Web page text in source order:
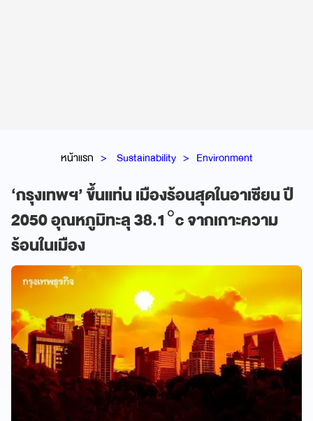
หน้าแรก Sustainability Environment
‘กรุงเทพฯ’ ขึ้นแท่น เมืองร้อนสุดในอาเซียน ปี
2050 อุณหภูมิทะลุ 38.1°c จากเกาะความ
ร้อนในเมือง